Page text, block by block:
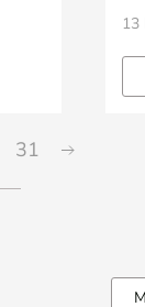
13
31